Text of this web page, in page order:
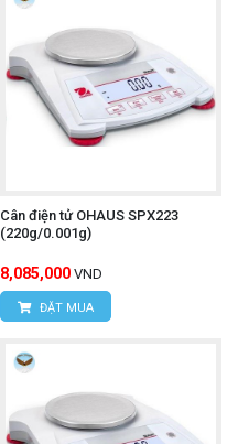
Cân điện tử OHAUS SPX223
(220g/0.001g)
8,085,000 VND
ĐẶT MUA